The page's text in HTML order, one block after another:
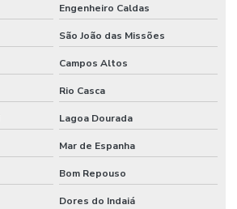
Engenheiro Caldas
São João das Missões
Campos Altos
Rio Casca
Lagoa Dourada
Mar de Espanha
Bom Repouso
Dores do Indaiá